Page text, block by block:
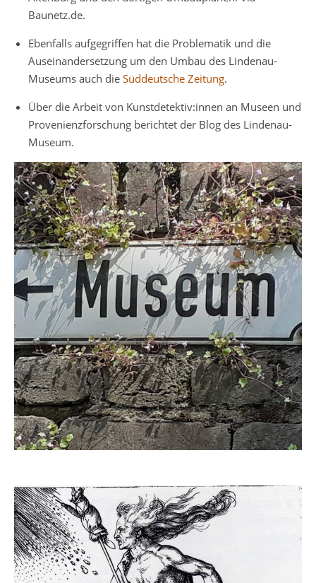
Baunetz.de.
Ebenfalls aufgegriffen hat die Problematik und die
Auseinandersetzung um den Umbau des Lindenau-
Museums auch die Süddeutsche Zeitung.
Über die Arbeit von Kunstdetektiv:innen an Museen und
Provenienzforschung berichtet der Blog des Lindenau-
Museum.